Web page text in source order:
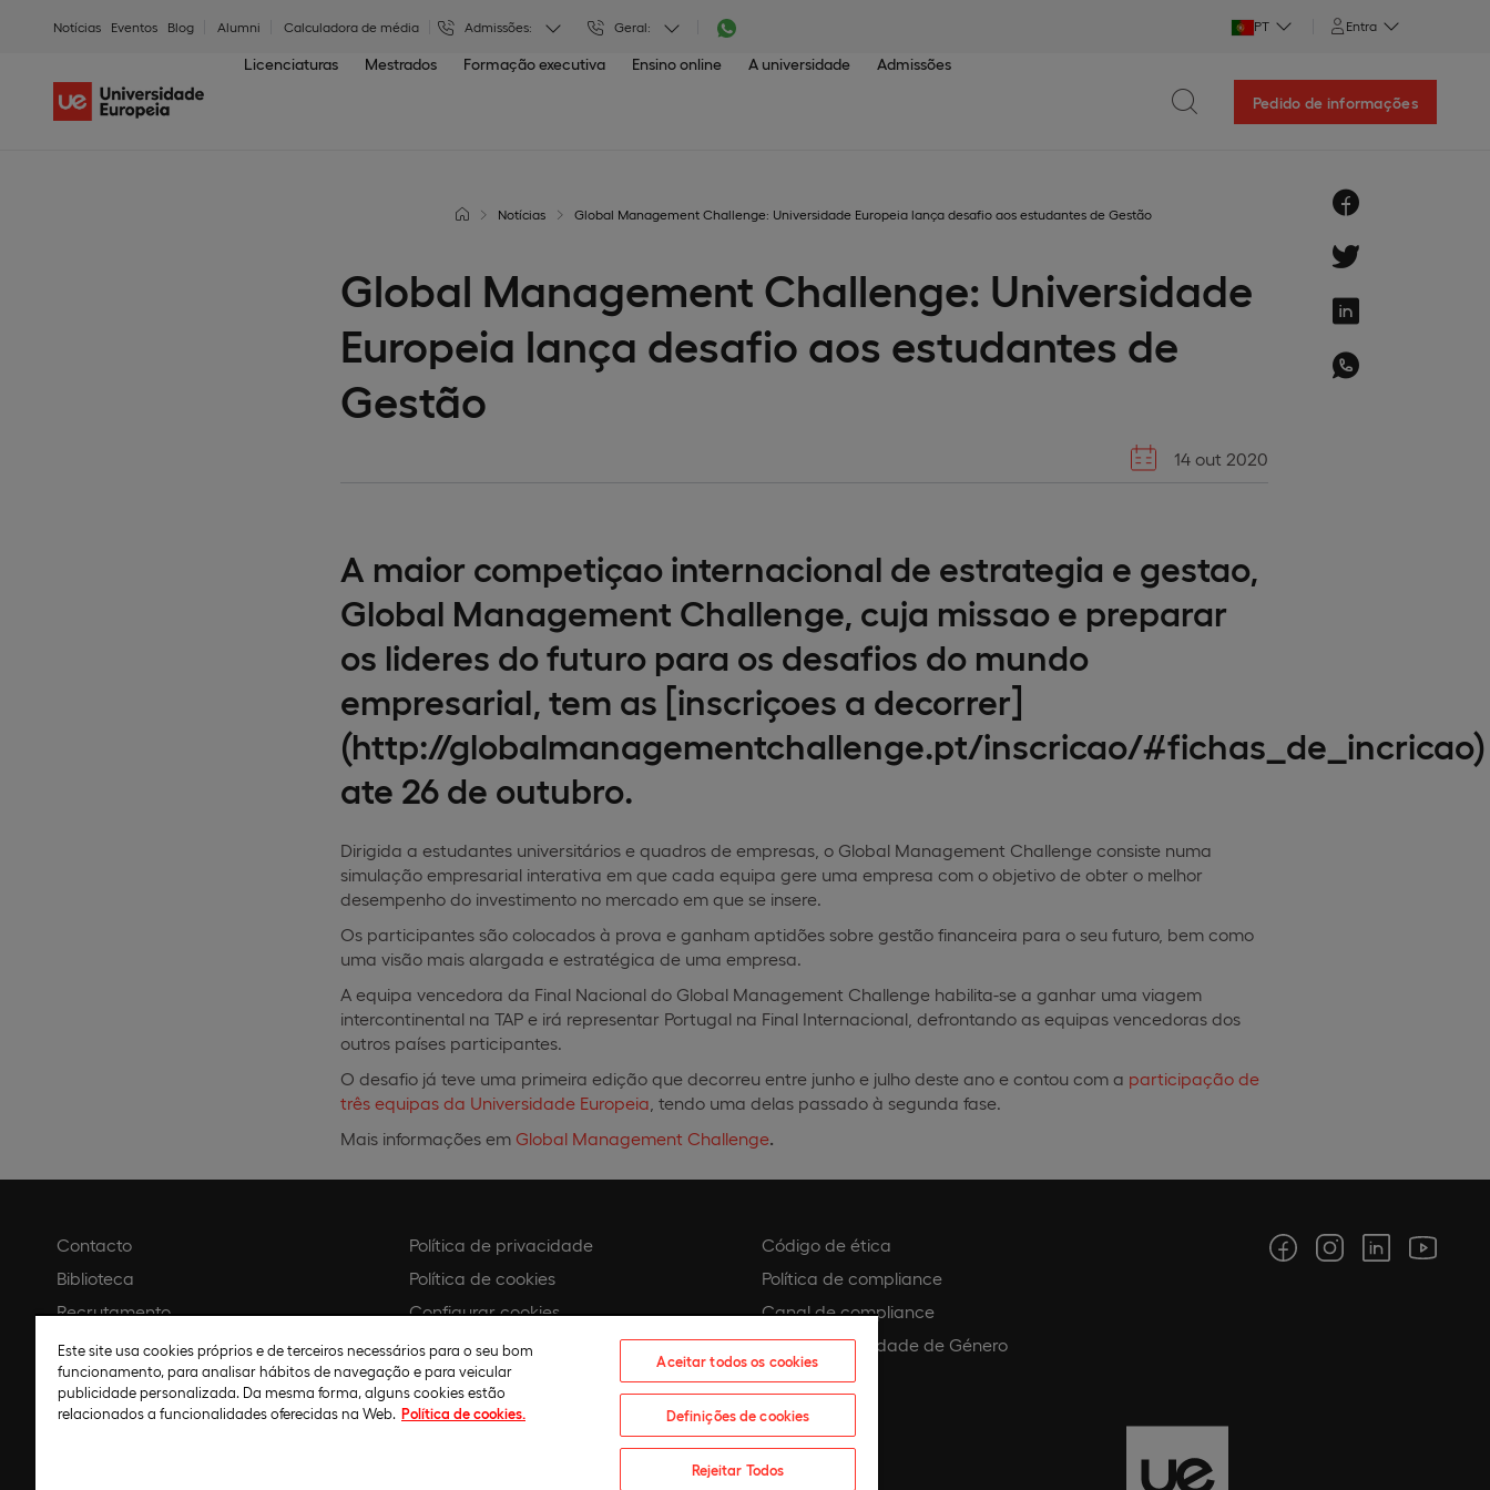
Notícias Eventos Blog Alumni Calculadora de média Admissões: Geral: PT Entra
Licenciaturas Mestrados Formação executiva Ensino online A universidade Admissões
Pedido de informações
Notícias Global Management Challenge: Universidade Europeia lança desafio aos estudantes de Gestão
Global Management Challenge: Universidade
Europeia lança desafio aos estudantes de
Gestão
14 out 2020
A maior competiçao internacional de estrategia e gestao,
Global Management Challenge, cuja missao e preparar
os lideres do futuro para os desafios do mundo
empresarial, tem as [inscriçoes a decorrer]
(http://globalmanagementchallenge.pt/inscricao/#fichas_de_incricao)
ate 26 de outubro.
Dirigida a estudantes universitários e quadros de empresas, o Global Management Challenge consiste numa
simulação empresarial interativa em que cada equipa gere uma empresa com o objetivo de obter o melhor
desempenho do investimento no mercado em que se insere.
Os participantes são colocados à prova e ganham aptidões sobre gestão financeira para o seu futuro, bem como
uma visão mais alargada e estratégica de uma empresa.
A equipa vencedora da Final Nacional do Global Management Challenge habilita-se a ganhar uma viagem
intercontinental na TAP e irá representar Portugal na Final Internacional, defrontando as equipas vencedoras dos
outros países participantes.
O desafio já teve uma primeira edição que decorreu entre junho e julho deste ano e contou com a participação de
três equipas da Universidade Europeia , tendo uma delas passado à segunda fase.
Mais informações em Global Management Challenge.
Contacto
Biblioteca
Recrutamento
Agendar visita
Política de privacidade
Política de cookies
Configurar cookies
Aviso legal
Política de assédio
Código de ética
Política de compliance
Canal de compliance
Plano de Igualdade de Género
Este site usa cookies próprios e de terceiros necessários para o seu bom
funcionamento, para analisar hábitos de navegação e para veicular
publicidade personalizada. Da mesma forma, alguns cookies estão
relacionados a funcionalidades oferecidas na Web. Política de cookies.
Aceitar todos os cookies
Definições de cookies
Rejeitar Todos